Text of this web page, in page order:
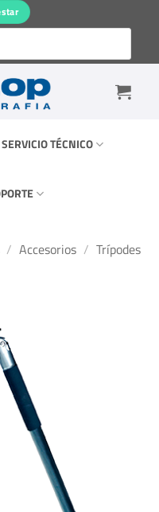
SERVICIO TÉCNICO
/ Accesorios / Trípodes